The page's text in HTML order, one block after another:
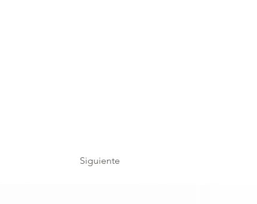
Siguiente